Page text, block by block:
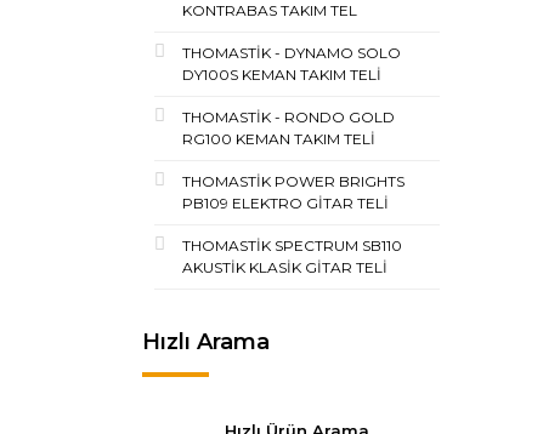
KONTRABAS TAKIM TEL
THOMASTİK - DYNAMO SOLO
DY100S KEMAN TAKIM TELİ
THOMASTİK - RONDO GOLD
RG100 KEMAN TAKIM TELİ
THOMASTİK POWER BRIGHTS
PB109 ELEKTRO GİTAR TELİ
THOMASTİK SPECTRUM SB110
AKUSTİK KLASİK GİTAR TELİ
Hızlı Arama